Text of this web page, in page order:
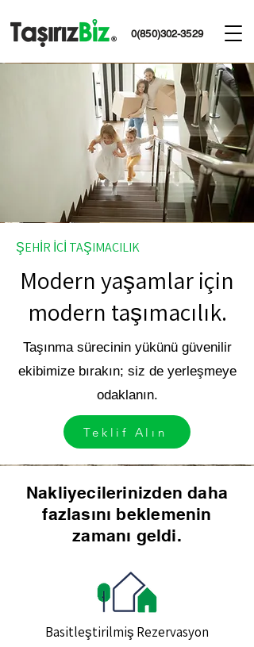
0(850)302-3529
ŞEHİR İÇİ TAŞIMACILIK
Modern yaşamlar için
modern taşımacılık.
Taşınma sürecinin yükünü güvenilir
ekibimize bırakın; siz de yerleşmeye
odaklanın.
Teklif Alın
Nakliyecilerinizden daha
fazlasını beklemenin
zamanı geldi.
Basitleştirilmiş Rezervasyon